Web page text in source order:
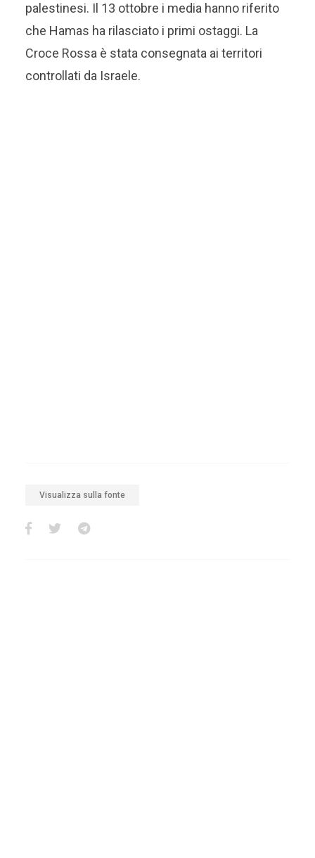
palestinesi. Il 13 ottobre i media hanno riferito
che Hamas ha rilasciato i primi ostaggi. La
Croce Rossa è stata consegnata ai territori
controllati da Israele.
Visualizza sulla fonte